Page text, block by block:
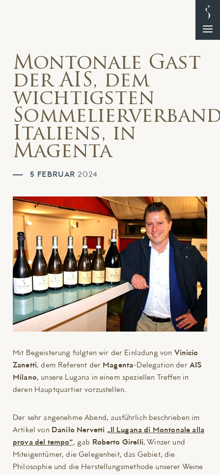
Montonale Gast
der AIS, dem
wichtigsten
Italiens, in
Magenta
5 FEBRUAR 2024
Mit Begeisterung folgten wir der Einladung von Vinicio
Zanetti, dem Referent der Magenta-Delegation der AIS
Milano, unsere Lugana in einem speziellen Treffen in
deren Hauptquartier vorzustellen.
Der sehr angenehme Abend, ausführlich beschrieben im
Artikel von Danilo Nervetti „Il Lugana di Montonale alla
prova del tempo“, gab Roberto Girelli, Winzer und
Miteigentümer, die Gelegenheit, das Gebiet, die
Philosophie und die Herstellungsmethode unserer Weine